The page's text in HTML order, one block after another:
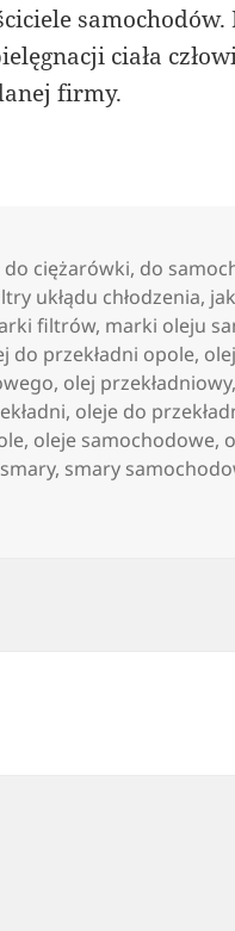
ciała
firmy.
Tagi
do ciężarówki, do
ukłądu chłodzenia,
filtrów, marki oleju
do przekładni opole,
, olej przekładniowy,
, oleje do
, oleje samochodowe,
smary, smary